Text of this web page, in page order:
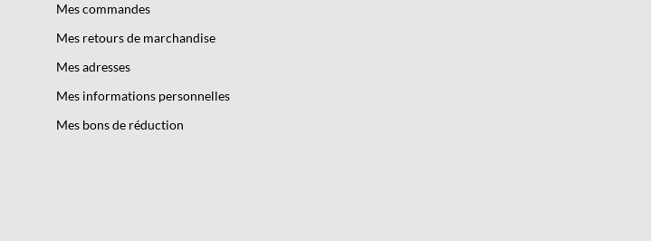
Mes commandes
Mes retours de marchandise
Mes adresses
Mes informations personnelles
Mes bons de réduction